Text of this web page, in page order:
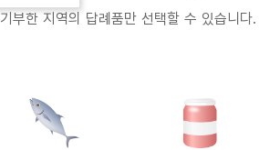
기부한 지역의 답례품만 선택할 수 있습니다.